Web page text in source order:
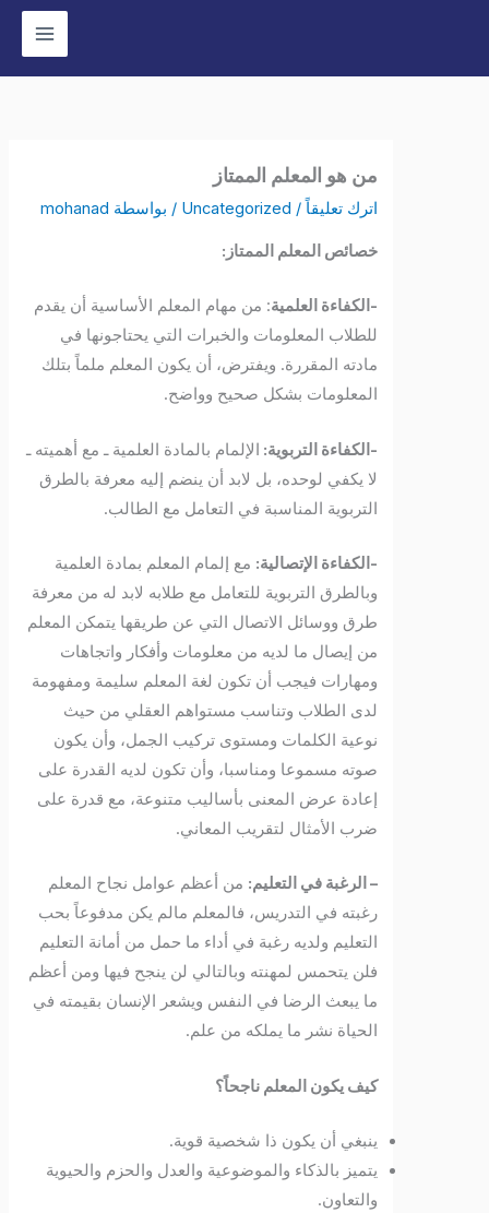
من هو المعلم الممتاز
اترك تعليقاً /
Uncategorized/ بواسطة mohanad
خصائص المعلم الممتاز:
-الكفاءة العلمية: من مهام المعلم الأساسية أن يقدم
للطلاب المعلومات والخبرات التي يحتاجونها في
مادته المقررة. ويفترض، أن يكون المعلم ملماً بتلك
المعلومات بشكل صحيح وواضح.
-الكفاءة التربوية: الإلمام بالمادة العلمية ـ مع أهميته ـ
لا يكفي لوحده، بل لابد أن ينضم إليه معرفة بالطرق
التربوية المناسبة في التعامل مع الطالب.
-الكفاءة الإتصالية:مع إلمام المعلم بمادة العلمية
وبالطرق التربوية للتعامل مع طلابه لابد له من معرفة
طرق ووسائل الاتصال التي عن طريقها يتمكن المعلم
من إيصال ما لديه من معلومات وأفكار واتجاهات
ومهارات فيجب أن تكون لغة المعلم سليمة ومفهومة
لدى الطلاب وتناسب مستواهم العقلي من حيث
نوعية الكلمات ومستوى تركيب الجمل، وأن يكون
صوته مسموعا ومناسبا، وأن تكون لديه القدرة على
إعادة عرض المعنى بأساليب متنوعة، مع قدرة على
ضرب الأمثال لتقريب المعاني.
– الرغبة في التعليم:من أعظم عوامل نجاح المعلم
رغبته في التدريس، فالمعلم مالم يكن مدفوعاً بحب
التعليم ولديه رغبة في أداء ما حمل من أمانة التعليم
فلن يتحمس لمهنته وبالتالي لن ينجح فيها ومن أعظم
ما يبعث الرضا في النفس ويشعر الإنسان بقيمته في
الحياة نشر ما يملكه من علم.
كيف يكون المعلم ناجحاً؟
ينبغي أن يكون ذا شخصية قوية.
يتميز بالذكاء والموضوعية والعدل والحزم والحيوية
والتعاون.